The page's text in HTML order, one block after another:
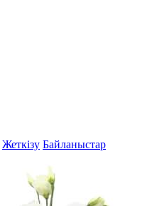
Жеткізу Байланыстар